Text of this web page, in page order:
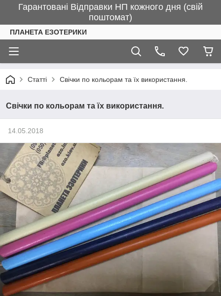
Гарантовані Відправки НП кожного дня (свій
поштомат)
ПЛАНЕТА ЕЗОТЕРИКИ
Статті Свічки по кольорам та їх використання.
Свічки по кольорам та їх використання.
14.05.2018